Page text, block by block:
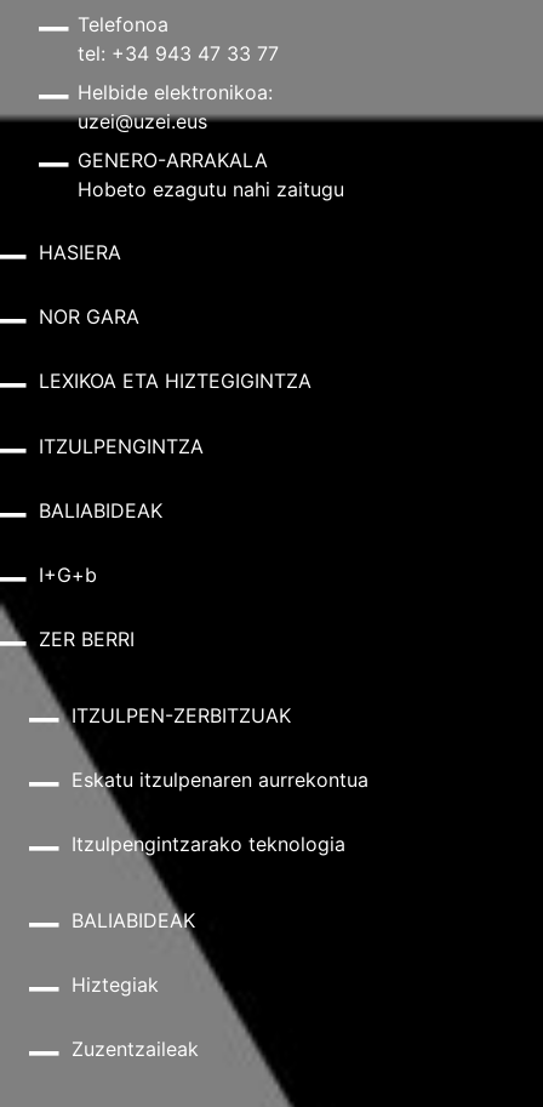
Telefonoa
tel: +34 943 47 33 77
Helbide elektronikoa:
uzei@uzei.eus
GENERO-ARRAKALA
Hobeto ezagutu nahi zaitugu
HASIERA
NOR GARA
LEXIKOA ETA HIZTEGIGINTZA
ITZULPENGINTZA
BALIABIDEAK
I+G+b
ZER BERRI
ITZULPEN-ZERBITZUAK
Eskatu itzulpenaren aurrekontua
Itzulpengintzarako teknologia
BALIABIDEAK
Hiztegiak
Zuzentzaileak